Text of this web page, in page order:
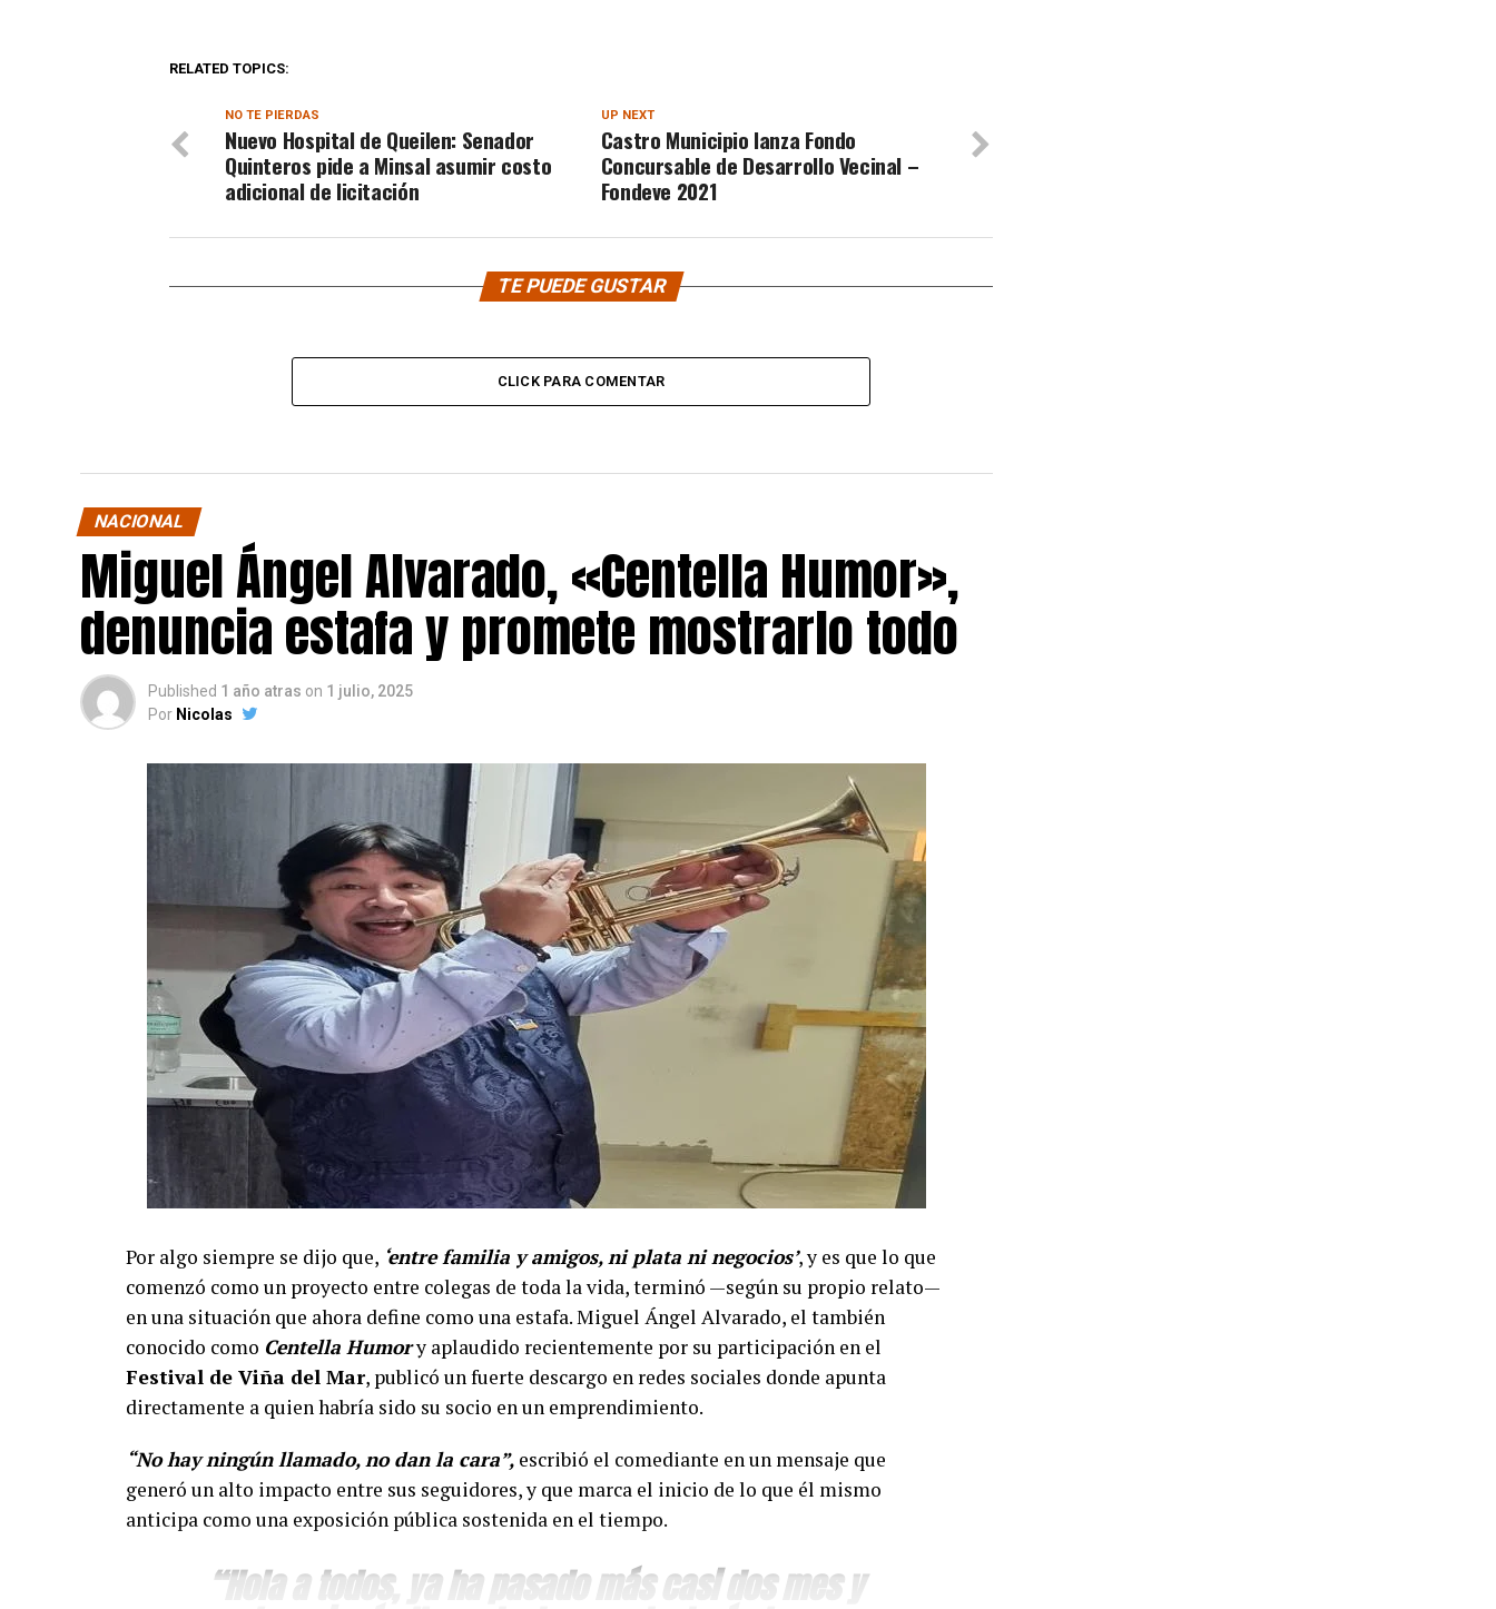
RELATED TOPICS:
UP NEXT
Castro Municipio lanza Fondo
Concursable de Desarrollo Vecinal –
Fondeve 2021
NO TE PIERDAS
Nuevo Hospital de Queilen: Senador
Quinteros pide a Minsal asumir costo
adicional de licitación
TE PUEDE GUSTAR
CLICK PARA COMENTAR
NACIONAL
Miguel Ángel Alvarado, «Centella Humor»,
denuncia estafa y promete mostrarlo todo
Published 1 año atras on 1 julio, 2025
Por Nicolas
Por algo siempre se dijo que, ‘entre familia y amigos, ni plata ni negocios’, y es que lo que
comenzó como un proyecto entre colegas de toda la vida, terminó —según su propio relato—
en una situación que ahora define como una estafa. Miguel Ángel Alvarado, el también
conocido como Centella Humory aplaudido recientemente por su participación en el
Festival de Viña del Mar, publicó un fuerte descargo en redes sociales donde apunta
directamente a quien habría sido su socio en un emprendimiento.
“No hay ningún llamado, no dan la cara”, escribió el comediante en un mensaje que
generó un alto impacto entre sus seguidores, y que marca el inicio de lo que él mismo
anticipa como una exposición pública sostenida en el tiempo.
“Hola a todos, ya ha pasado más casi dos mes y